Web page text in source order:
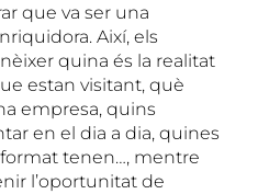
que va ser una
Així, els
quina és la realitat
estan visitant, què
empresa, quins
en el dia a dia, quines
tenen…, mentre
l’oportunitat de